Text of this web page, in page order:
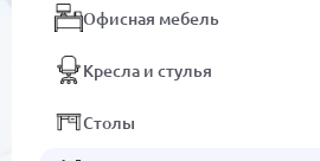
Офисная мебель
Кресла и стулья
Столы